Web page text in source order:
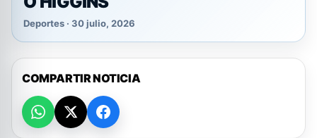
Deportes · 30 julio, 2026
COMPARTIR NOTICIA